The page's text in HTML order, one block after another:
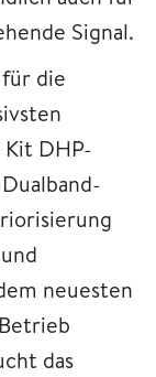
Signal.
die
Kit DHP-
neuesten
das